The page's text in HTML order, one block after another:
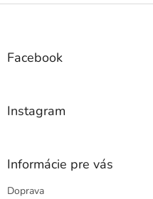
Z
Facebook
Instagram
Informácie pre vás
Doprava